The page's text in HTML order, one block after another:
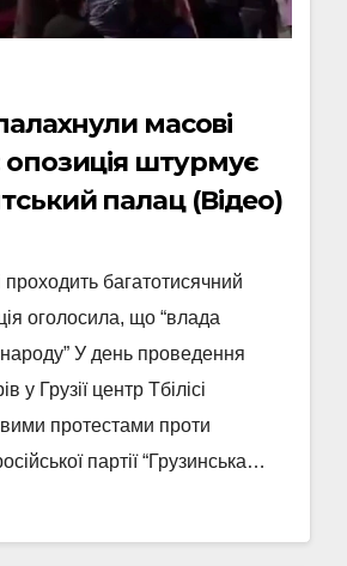
масові
опозиція штурмує
палац (Відео)
проходить багатотисячний
оголосила, що “влада
У день проведення
у Грузії центр Тбілісі
протестами проти
партії “Грузинська…